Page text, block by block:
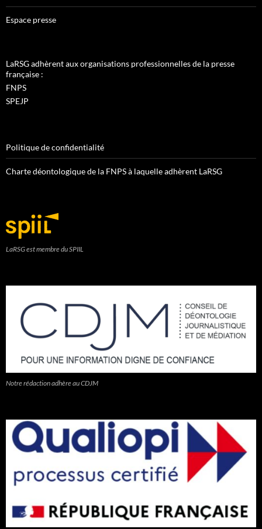
Espace presse
LaRSG adhèrent aux organisations professionnelles de la presse
française :
FNPS
SPEJP
Politique de confidentialité
Charte déontologique de la FNPS à laquelle adhèrent LaRSG
LaRSG est membre du SPIIL
Notre rédaction adhère au CDJM